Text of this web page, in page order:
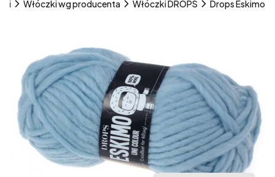
Włóczki wg producenta Włóczki DROPS Drops Eskimo